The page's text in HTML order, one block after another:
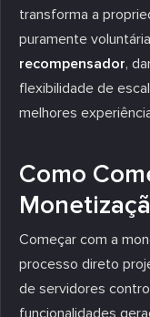
transforma a
puramente
recompensador,
flexibilidade de
melhores
Como
Começar com a
processo direto
de servidores
funcionalidades